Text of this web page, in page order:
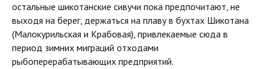
остальные шикотанские сивучи пока предпочитают, не
выходя на берег, держаться на плаву в бухтах Шикотана
(Малокурильская и Крабовая), привлекаемые сюда в
период зимних миграций отходами
рыбоперерабатывающих предприятий.